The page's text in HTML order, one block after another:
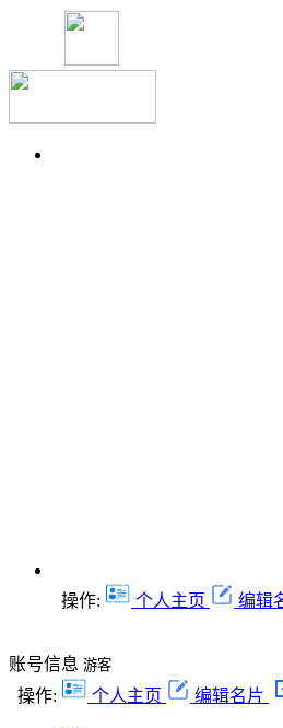
操作: 个人主页 编辑
账号信息 游客
操作: 个人主页 编辑名片